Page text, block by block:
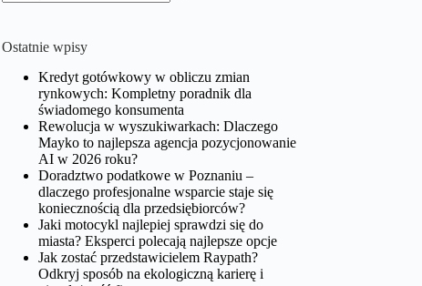
Ostatnie wpisy
Kredyt gotówkowy w obliczu zmian
rynkowych: Kompletny poradnik dla
świadomego konsumenta
Rewolucja w wyszukiwarkach: Dlaczego
Mayko to najlepsza agencja pozycjonowanie
AI w 2026 roku?
Doradztwo podatkowe w Poznaniu –
dlaczego profesjonalne wsparcie staje się
koniecznością dla przedsiębiorców?
Jaki motocykl najlepiej sprawdzi się do
miasta? Eksperci polecają najlepsze opcje
Jak zostać przedstawicielem Raypath?
Odkryj sposób na ekologiczną karierę i